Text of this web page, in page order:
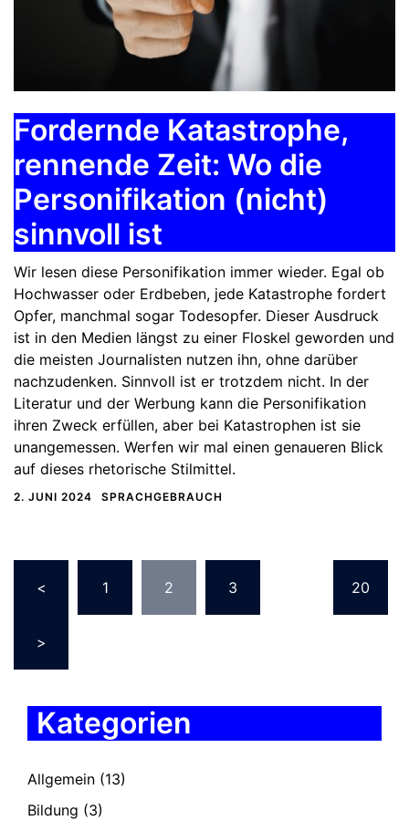
Fordernde Katastrophe,
rennende Zeit: Wo die
Personifikation (nicht)
sinnvoll ist
Wir lesen diese Personifikation immer wieder. Egal ob
Hochwasser oder Erdbeben, jede Katastrophe fordert
Opfer, manchmal sogar Todesopfer. Dieser Ausdruck
ist in den Medien längst zu einer Floskel geworden und
die meisten Journalisten nutzen ihn, ohne darüber
nachzudenken. Sinnvoll ist er trotzdem nicht. In der
Literatur und der Werbung kann die Personifikation
ihren Zweck erfüllen, aber bei Katastrophen ist sie
unangemessen. Werfen wir mal einen genaueren Blick
auf dieses rhetorische Stilmittel.
2. JUNI 2024 SPRACHGEBRAUCH
der
Beiträge
< 1 2 3 20
>
Kategorien
Allgemein (13)
Bildung (3)